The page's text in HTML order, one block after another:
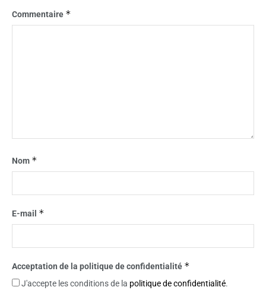
Commentaire *
Nom *
E-mail *
Acceptation de la politique de confidentialité *
J'accepte les conditions de la politique de confidentialité.